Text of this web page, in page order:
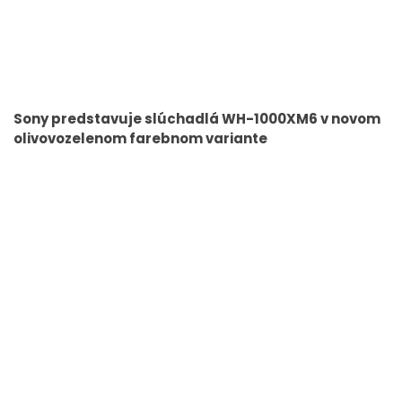
Sony predstavuje slúchadlá WH-1000XM6 v novom
olivovozelenom farebnom variante